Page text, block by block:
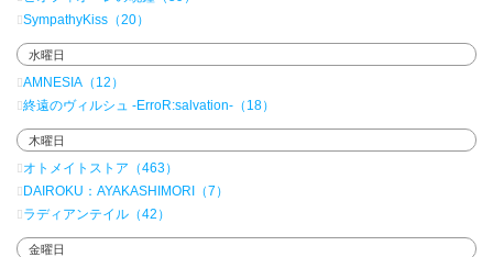
SympathyKiss（20）
水曜日
AMNESIA（12）
終遠のヴィルシュ -ErroR:salvation-（18）
木曜日
オトメイトストア（463）
DAIROKU：AYAKASHIMORI（7）
ラディアンテイル（42）
金曜日